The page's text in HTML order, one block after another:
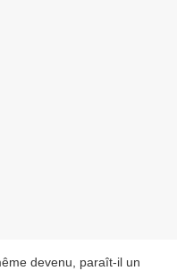
devenu, paraît-il un